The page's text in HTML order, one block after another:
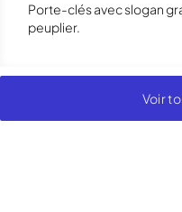
Porte-clés avec slogan
peuplier.
Voir